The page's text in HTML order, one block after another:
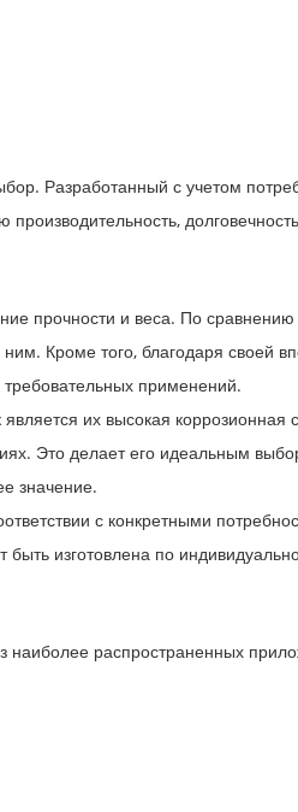
Разработанный с учетом
прочности и веса. По
Кроме того, благодаря своей
применений.
их высокая коррозионная
Это делает его идеальным
значение.
с конкретными
изготовлена ​​по
наиболее распространенных